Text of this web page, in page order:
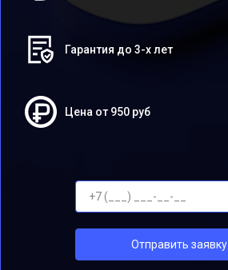
Гарантия до 3-х лет
Цена от 950 руб
Отправить заявку